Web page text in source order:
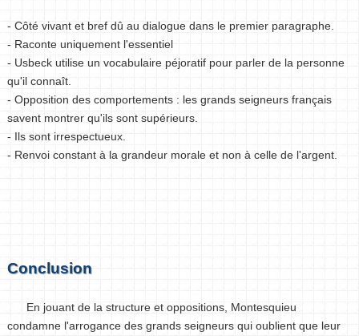
- Côté vivant et bref dû au dialogue dans le premier paragraphe.
- Raconte uniquement l'essentiel
- Usbeck utilise un vocabulaire péjoratif pour parler de la personne
qu'il connaît.
- Opposition des comportements : les grands seigneurs français
savent montrer qu'ils sont supérieurs.
- Ils sont irrespectueux.
- Renvoi constant à la grandeur morale et non à celle de l'argent.
Conclusion
En jouant de la structure et oppositions, Montesquieu
condamne l'arrogance des grands seigneurs qui oublient que leur